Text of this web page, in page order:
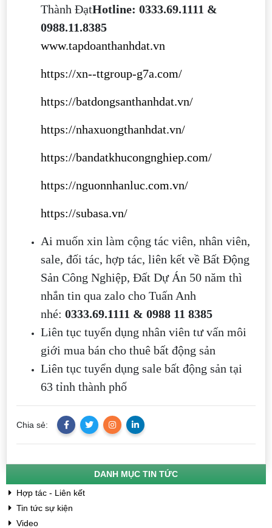
Thành ĐạtHotline: 0333.69.1111 &
0988.11.8385
www.tapdoanthanhdat.vn
https://xn--ttgroup-g7a.com/
https://batdongsanthanhdat.vn/
https://nhaxuongthanhdat.vn/
https://bandatkhucongnghiep.com/
https://nguonnhanluc.com.vn/
https://subasa.vn/
Ai muốn xin làm cộng tác viên, nhân viên,
sale, đối tác, hợp tác, liên kết về Bất Động
Sản Công Nghiệp, Đất Dự Án 50 năm thì
nhắn tin qua zalo cho Tuấn Anh
nhé: 0333.69.1111 & 0988 11 8385
Liên tục tuyển dụng nhân viên tư vấn môi
giới mua bán cho thuê bất động sản
Liên tục tuyển dụng sale bất động sản tại
63 tỉnh thành phố
Chia sẻ:
DANH MỤC TIN TỨC
Hợp tác - Liên kết
Tin tức sự kiện
Video